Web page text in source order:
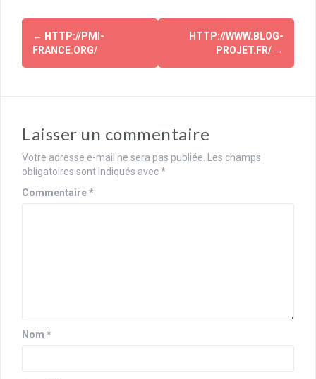
Navigation
d'article
← HTTP://PMI-
FRANCE.ORG/
HTTP://WWW.BLOG-
PROJET.FR/ →
Laisser un commentaire
Votre adresse e-mail ne sera pas publiée.
Les champs
obligatoires sont indiqués avec*
Commentaire*
Nom *